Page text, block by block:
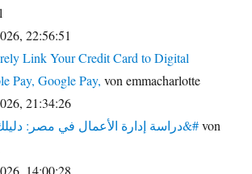
22:56:51
Link Your Credit Card to Digital
Pay, Google Pay, von emmacharlotte
21:34:26
دراسة إدارة الأعمال في مصر: دليلك لبناء مست&#von